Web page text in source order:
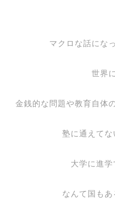
マクロな話にな
世界
金銭的な問題や教育自体
塾に通えてな
大学に進学
なんて国もあ